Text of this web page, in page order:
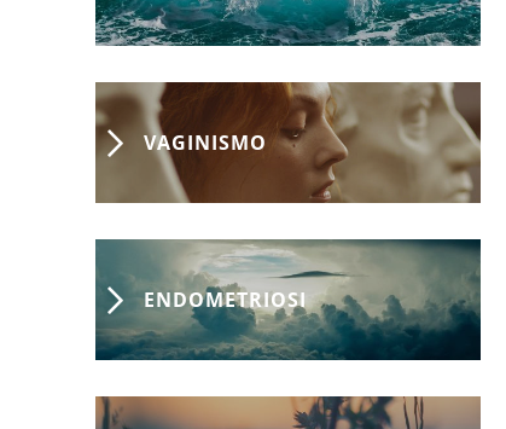
VAGINISMO
ENDOMETRIOSI